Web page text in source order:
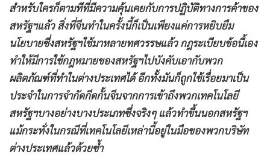
สำหรับใครก็ตามทีที่มีความคุ้นเคยกับการปฏิบัติทางการค้าของ
สหรัฐฯแล้ว สิ่งที่จีนทำในครั้งนี้ก็เป็นเพียงแค่การหยิบยืม
นโยบายซึ่งสหรัฐฯใช้มาหลายทศวรรษแล้ว กฎระเบียบข้อนี้เอง
ทำให้มีการใช้กฎหมายของสหรัฐฯไปบังคับเอากับพวก
ผลิตภัณฑ์ที่ทำในต่างประเทศได้ อีกทั้งมันก็ถูกใช้เรื่อยมาเป็น
ประจำในการจำกัดกีดกั้นจีนจากการเข้าถึงพวกเทคโนโลยี
สหรัฐฯบางอย่างบางประเภทซึ่งจริงๆ แล้วทำขึ้นนอกสหรัฐฯ
แม้กระทั่งในกรณีที่เทคโนโลยีเหล่านี้อยู่ในมือของพวกบริษัท
ต่างประเทศแล้วด้วยซ้ำ